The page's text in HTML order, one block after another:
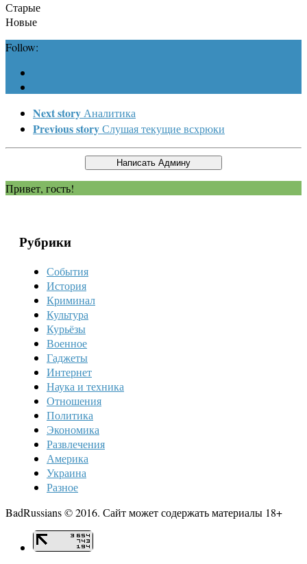
Старые
Новые
Follow:
Next story Аналитика
Previous storyСлушая текущие всхрюки
Привет, гость!
Рубрики
События
История
Криминал
Культура
Курьёзы
Военное
Гаджеты
Интернет
Наука и техника
Отношения
Политика
Экономика
Развлечения
Америка
Украина
Разное
BadRussians © 2016. Сайт может содержать материалы 18+